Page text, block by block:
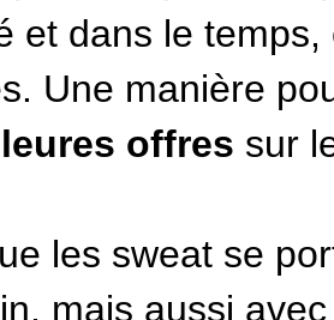
et dans le
Une manière
offres sur
les sweat se
mais aussi